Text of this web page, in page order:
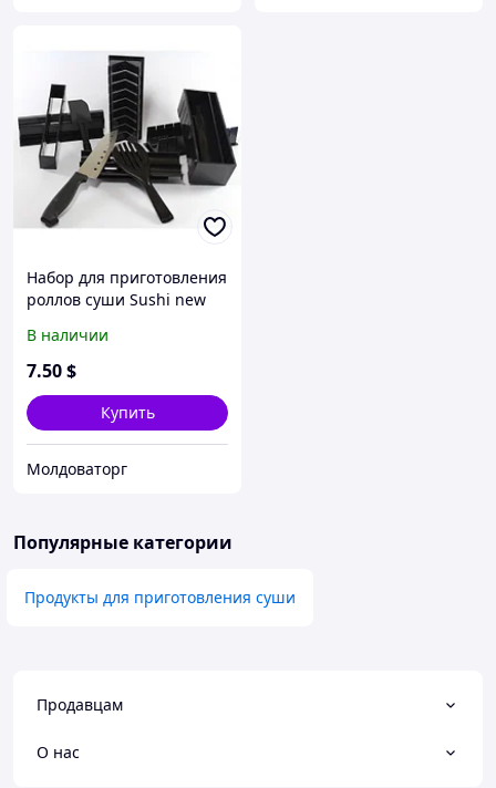
Набор для приготовления
роллов суши Sushi new
В наличии
7.50$
Купить
Молдоваторг
Популярные категории
Продукты для приготовления суши
Продавцам
О нас